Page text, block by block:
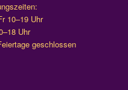
10–19 Uhr
Uhr
geschlossen